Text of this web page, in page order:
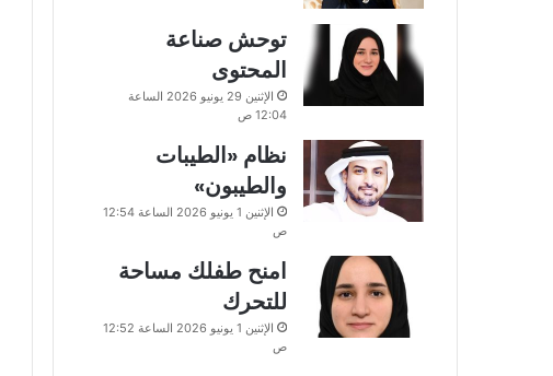
توحش صناعة
المحتوى
الإثنين 29 يونيو 2026 الساعة
12:04 ص
نظام «الطيبات
والطيبون»
الإثنين 1 يونيو 2026 الساعة 12:54
ص
امنح طفلك مساحة
للتحرك
الإثنين 1 يونيو 2026 الساعة 12:52
ص